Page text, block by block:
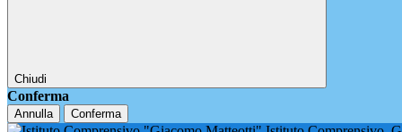
Chiudi
Conferma
Annulla Conferma